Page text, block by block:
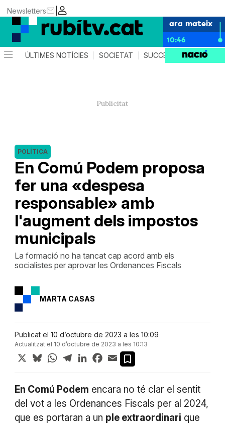
|
Newsletters
ara mateix
10:46
ÚLTIMES NOTÍCIES SOCIETAT SUCCESSOS
En Comú Podem proposa
fer una «despesa
responsable» amb
l'augment dels impostos
municipals
POLÍTICA
La formació no ha tancat cap acord amb els
socialistes per aprovar les Ordenances Fiscals
MARTA CASAS
Publicat el 10 d’octubre de 2023 a les 10:09
Actualitzat el 10 d’octubre de 2023 a les 10:13
X BlueskyWhatsApp
TelegramLinkedInFacebook
Email
En Comú Podem encara no té clar el sentit
del vot a les Ordenances Fiscals per al 2024,
que es portaran a un ple extraordinari que